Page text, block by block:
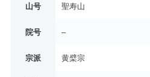
山号 聖寿山
院号 –
宗派 黄檗宗